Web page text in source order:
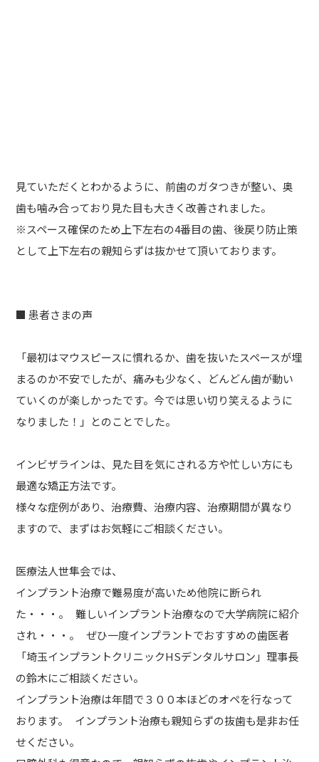
見ていただくとわかるように、前歯のガタつきが整い、奥
歯も噛み合っており見た目も大きく改善されました。
※スペース確保のため上下左右の4番目の歯、後戻り防止策
として上下左右の親知らずは抜かせて頂いております。
■ 患者さまの声
「最初はマウスピースに慣れるか、歯を抜いたスペースが埋
まるのか不安でしたが、痛みも少なく、どんどん歯が動い
ていくのが楽しかったです。今では思い切り笑えるように
なりました！」とのことでした。
インビザラインは、見た目を気にされる方や忙しい方にも
最適な矯正方法です。
様々な症例があり、治療費、治療内容、治療期間が異なり
ますので、まずはお気軽にご相談ください。
医療法人世隼会では、
インプラント治療で難易度が高いため他院に断られ
た・・・。 難しいインプラント治療なので大学病院に紹介
され・・・。 ぜひ一度インプラントでおすすめの歯医者
「埼玉インプラントクリニックHSデンタルサロン」理事長
の鈴木にご相談ください。
インプラント治療は年間で３００本ほどのオペを行なって
おります。 インプラント治療も親知らずの抜歯も是非お任
せください。